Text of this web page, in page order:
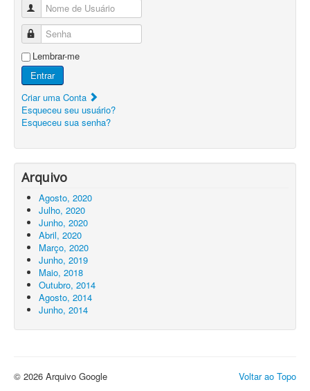
Nome de Usuário
Senha
Lembrar-me
Entrar
Criar uma Conta
Esqueceu seu usuário?
Esqueceu sua senha?
Arquivo
Agosto, 2020
Julho, 2020
Junho, 2020
Abril, 2020
Março, 2020
Junho, 2019
Maio, 2018
Outubro, 2014
Agosto, 2014
Junho, 2014
Voltar ao Topo
© 2026 Arquivo Google